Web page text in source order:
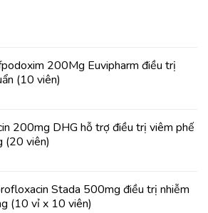
200Mg Euvipharm điều trị
(10 viên)
200mg DHG hỗ trợ điều trị viêm phế
(20 viên)
Stada 500mg điều trị nhiễm
(10 vỉ x 10 viên)